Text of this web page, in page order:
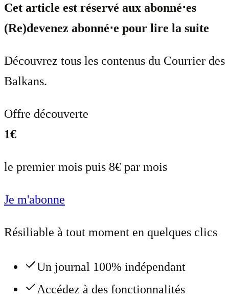
Cet article est réservé aux abonné⋅es
(Re)devenez abonné⋅e pour lire la suite
Découvrez tous les contenus du Courrier des
Balkans.
Offre découverte
1€
le premier mois puis 8€ par mois
Je m'abonne
Résiliable à tout moment en quelques clics
Un journal 100% indépendant
Accédez à des fonctionnalités